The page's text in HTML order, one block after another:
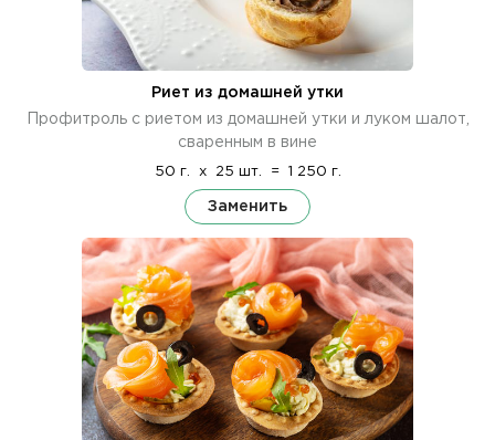
Риет из домашней утки
Профитроль с риетом из домашней утки и луком шалот,
сваренным в вине
50 г. x 25 шт. = 1 250 г.
Заменить